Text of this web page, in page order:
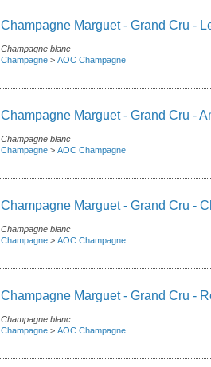
Champagne Marguet - Grand Cru -
Champagne blanc
Champagne > AOC Champagne
Champagne Marguet - Grand Cru -
Champagne blanc
Champagne > AOC Champagne
Champagne Marguet - Grand Cru -
Champagne blanc
Champagne > AOC Champagne
Champagne Marguet - Grand Cru -
Champagne blanc
Champagne > AOC Champagne